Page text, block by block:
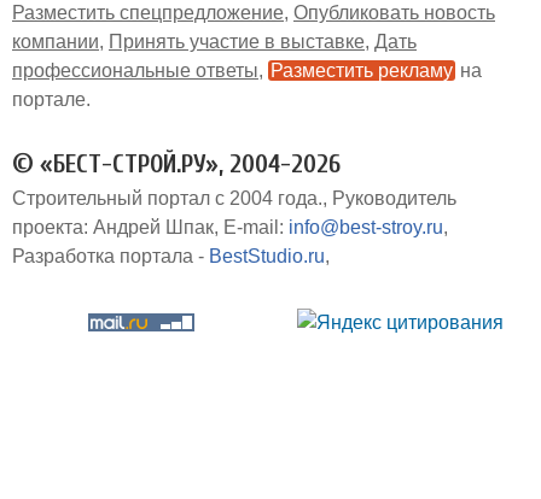
Разместить спецпредложение Опубликовать новость
компании
Принять участие в выставке Дать
профессиональные ответы
Разместить рекламу на
портале
© «БЕСТ-СТРОЙ.РУ», 2004-2026
Строительный портал с 2004 года.
Руководитель
проекта: Андрей Шпак E-mail: info@best-stroy.ru
Разработка портала - BestStudio.ru